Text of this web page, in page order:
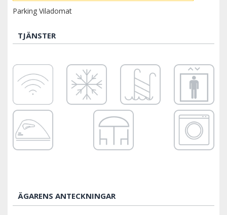
Parking Viladomat
TJÄNSTER
ÄGARENS ANTECKNINGAR